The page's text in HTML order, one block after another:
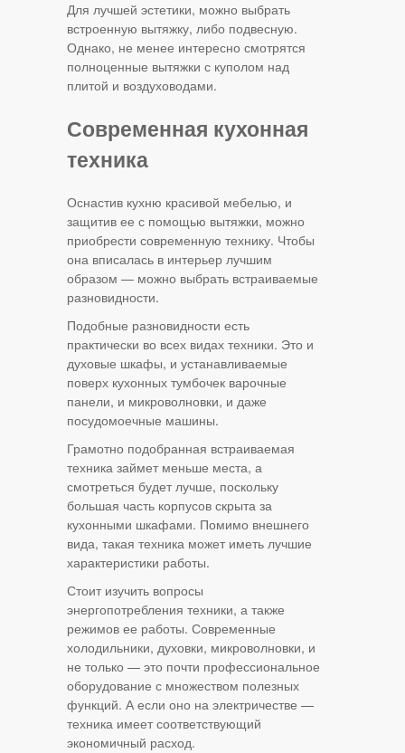
Для лучшей эстетики, можно выбрать
встроенную вытяжку, либо подвесную.
Однако, не менее интересно смотрятся
полноценные вытяжки с куполом над
плитой и воздуховодами.
Современная кухонная
техника
Оснастив кухню красивой мебелью, и
защитив ее с помощью вытяжки, можно
приобрести современную технику. Чтобы
она вписалась в интерьер лучшим
образом — можно выбрать встраиваемые
разновидности.
Подобные разновидности есть
практически во всех видах техники. Это и
духовые шкафы, и устанавливаемые
поверх кухонных тумбочек варочные
панели, и микроволновки, и даже
посудомоечные машины.
Грамотно подобранная встраиваемая
техника займет меньше места, а
смотреться будет лучше, поскольку
большая часть корпусов скрыта за
кухонными шкафами. Помимо внешнего
вида, такая техника может иметь лучшие
характеристики работы.
Стоит изучить вопросы
энергопотребления техники, а также
режимов ее работы. Современные
холодильники, духовки, микроволновки, и
не только — это почти профессиональное
оборудование с множеством полезных
функций. А если оно на электричестве —
техника имеет соответствующий
экономичный расход.